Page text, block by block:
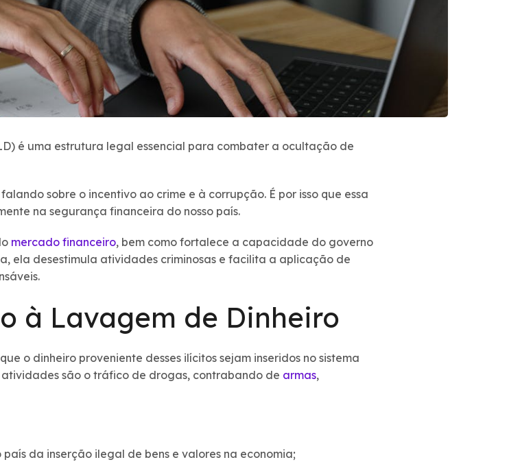
é uma estrutura legal essencial para combater a ocultação de
sobre o incentivo ao crime e à corrupção. É por isso que essa
na segurança financeira do nosso país.
mercado financeiro, bem como fortalece a capacidade do governo
ela desestimula atividades criminosas e facilita a aplicação de
à Lavagem de Dinheiro
o dinheiro proveniente desses ilícitos sejam inseridos no sistema
são o tráfico de drogas, contrabando de armas,
da inserção ilegal de bens e valores na economia;